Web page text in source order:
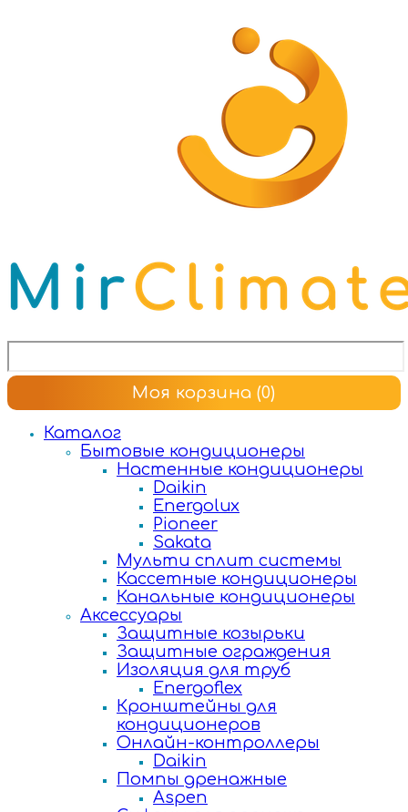
Моя корзина (0)
Каталог
Бытовые кондиционеры
Настенные кондиционеры
Daikin
Energolux
Pioneer
Sakata
Мульти сплит системы
Кассетные кондиционеры
Канальные кондиционеры
Аксессуары
Защитные козырьки
Защитные ограждения
Изоляция для труб
Energoflex
Кронштейны для
кондиционеров
Онлайн-контроллеры
Daikin
Помпы дренажные
Aspen